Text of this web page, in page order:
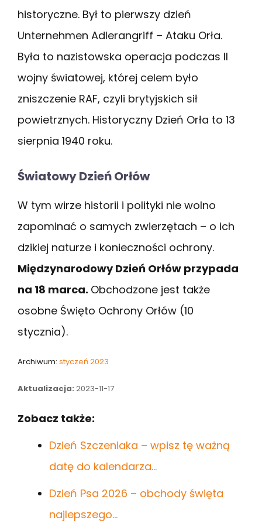
historyczne. Był to pierwszy dzień
Unternehmen Adlerangriff – Ataku Orła.
Była to nazistowska operacja podczas II
wojny światowej, której celem było
zniszczenie RAF, czyli brytyjskich sił
powietrznych. Historyczny Dzień Orła to 13
sierpnia 1940 roku.
Światowy Dzień Orłów
W tym wirze historii i polityki nie wolno
zapominać o samych zwierzętach – o ich
dzikiej naturze i konieczności ochrony.
Międzynarodowy Dzień Orłów przypada
na 18 marca. Obchodzone jest także
osobne Święto Ochrony Orłów (10
stycznia).
Archiwum: styczeń 2023
Aktualizacja: 2023-11-17
Zobacz także:
Dzień Szczeniaka – wpisz tę ważną
datę do kalendarza…
Dzień Psa 2026 – obchody święta
najlepszego…